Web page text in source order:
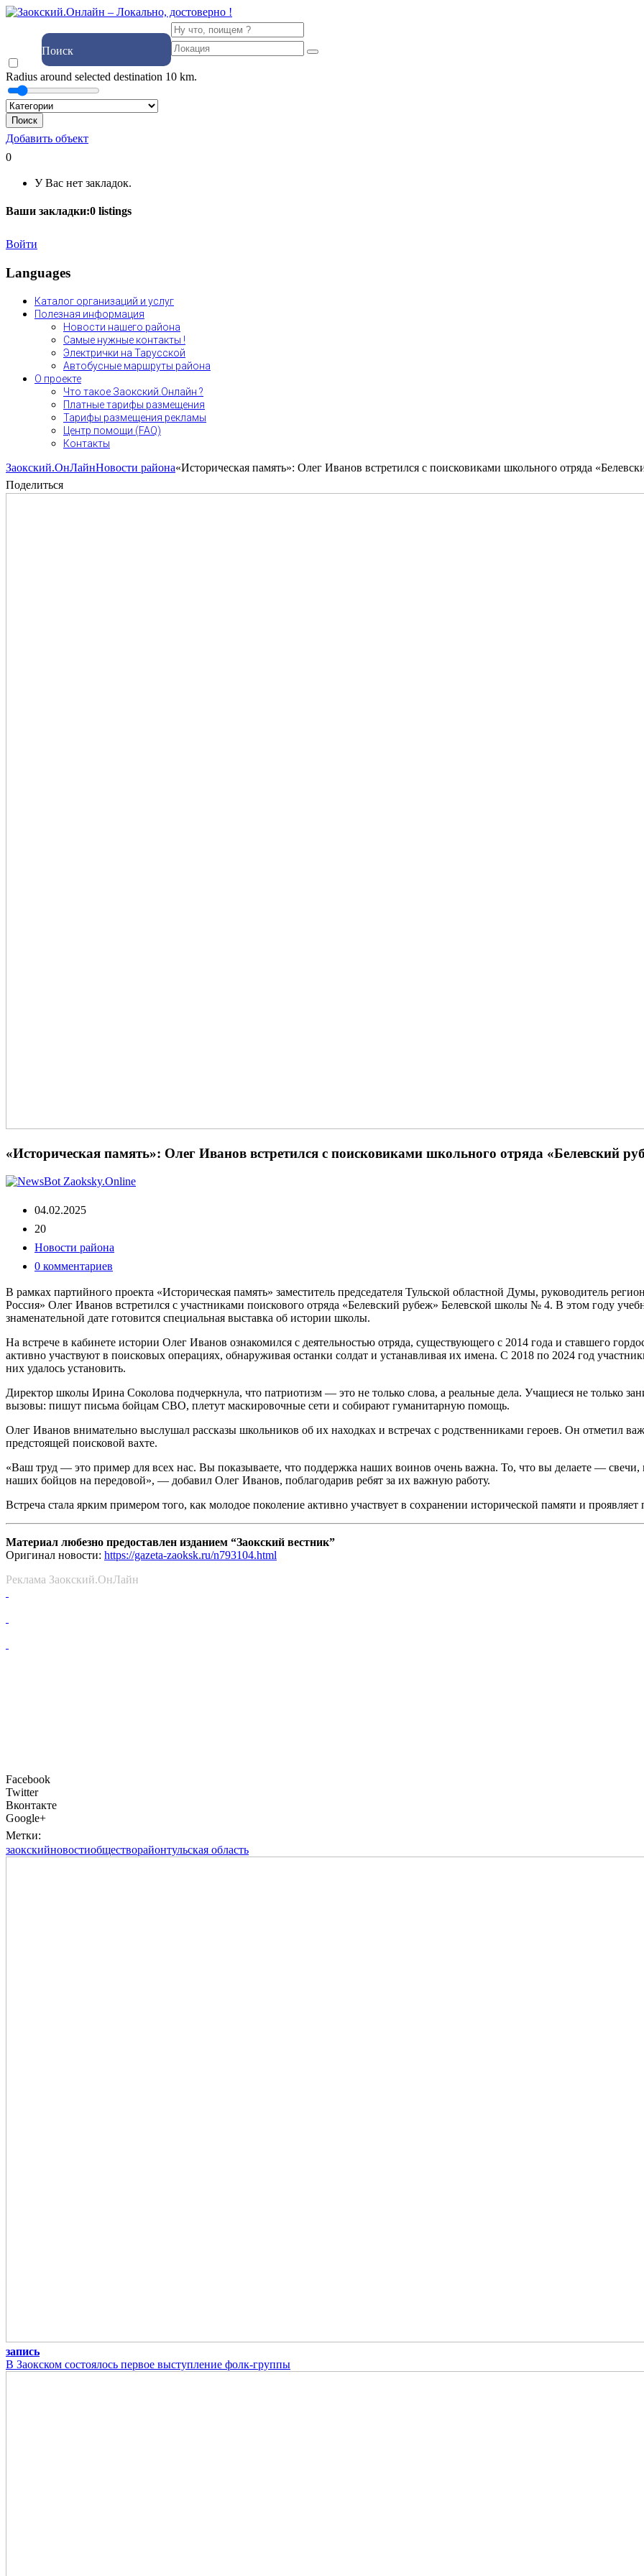
Поиск
Radius around selected destination 10 km.
Поиск
Добавить объект
0
У Вас нет закладок.
Ваши закладки:0 listings
Войти
Languages
Каталог организаций и услуг
Полезная информация
Новости нашего района
Самые нужные контакты !
Электрички на Тарусской
Автобусные маршруты района
О проекте
Что такое Заокский.Онлайн ?
Платные тарифы размещения
Тарифы размещения рекламы
Центр помощи (FAQ)
Контакты
Заокский.ОнЛайнНовости района«Историческая память»: Олег Иванов встретился с поисковиками школьного отряда
Поделиться
«Историческая память»: Олег Иванов встретился с поисковиками школьного отряда «Белевский
04.02.2025
20
Новости района
0 комментариев
В рамках партийного проекта «Историческая память» заместитель председателя Тульской областной Думы, руководитель
Россия» Олег Иванов встретился с участниками поискового отряда «Белевский рубеж» Белевской школы № 4. В этом году
знаменательной дате готовится специальная выставка об истории школы.
На встрече в кабинете истории Олег Иванов ознакомился с деятельностью отряда, существующего с 2014 года и ставшего
активно участвуют в поисковых операциях, обнаруживая останки солдат и устанавливая их имена. С 2018 по 2024 год
них удалось установить.
Директор школы Ирина Соколова подчеркнула, что патриотизм — это не только слова, а реальные дела. Учащиеся не только
вызовы: пишут письма бойцам СВО, плетут маскировочные сети и собирают гуманитарную помощь.
Олег Иванов внимательно выслушал рассказы школьников об их находках и встречах с родственниками героев. Он отметил
предстоящей поисковой вахте.
«Ваш труд — это пример для всех нас. Вы показываете, что поддержка наших воинов очень важна. То, что вы делаете —
наших бойцов на передовой», — добавил Олег Иванов, поблагодарив ребят за их важную работу.
Встреча стала ярким примером того, как молодое поколение активно участвует в сохранении исторической памяти и проявляет
Материал любезно предоставлен изданием “Заокский вестник”
Оригинал новости: https://gazeta-zaoksk.ru/n793104.html
Реклама Заокский.ОнЛайн
Facebook
Twitter
Вконтакте
Google+
Метки:
заокскийновостиобществорайонтульская область
запись
В Заокском состоялось первое выступление фолк-группы